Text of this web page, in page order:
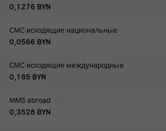
0,1276 BYN
СМС исходящие национальные
0,0566 BYN
СМС исходящие международные
0,185 BYN
MMS abroad
0,3528 BYN